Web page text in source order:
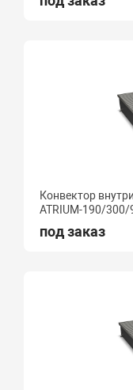
Конвектор
ATRIUM-190/300/
под заказ